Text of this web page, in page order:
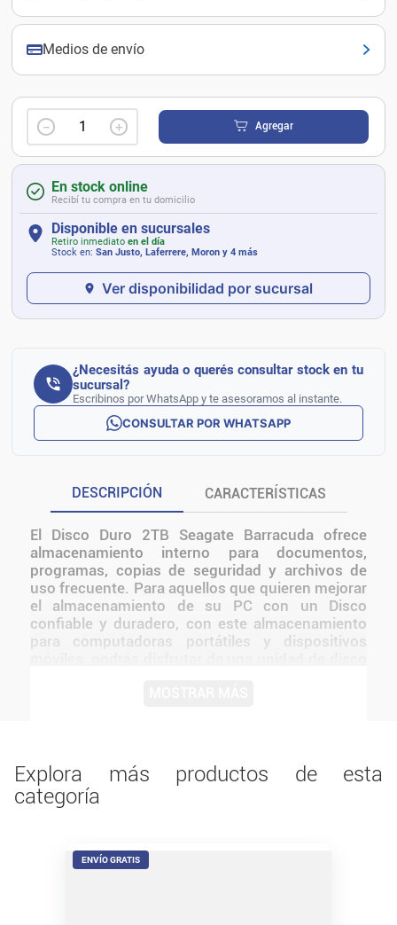
Medios de envío
＋
－ Agregar
En stock online
Recibí tu compra en tu domicilio
Disponible en sucursales
Retiro inmediato en el día
Stock en: San Justo, Laferrere, Moron y 4 más
Ver disponibilidad por sucursal
¿Necesitás ayuda o querés consultar stock en tu
sucursal?
Escribinos por WhatsApp y te asesoramos al instante.
CONSULTAR POR WHATSAPP
DESCRIPCIÓN CARACTERÍSTICAS
El Disco Duro 2TB Seagate Barracuda ofrece
almacenamiento interno para documentos,
programas, copias de seguridad y archivos de
uso frecuente. Para aquellos que quieren mejorar
el almacenamiento de su PC con un Disco
confiable y duradero, con este almacenamiento
para computadoras portátiles y dispositivos
de NAND flash DRAM y tecnologías de caché de
medios. Antes de instalarlo o utilizarlo, conviene
verificar medidas, conexiones, alimentación y
Explora más productos de esta
categoría
ENVÍO GRATIS